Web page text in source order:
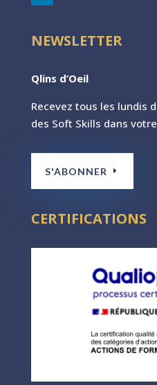
NEWSLETTER
Qlins d’Oeil
Recevez tous les lundis
des Soft Skills dans
S'ABONNER
CERTIFICATIONS